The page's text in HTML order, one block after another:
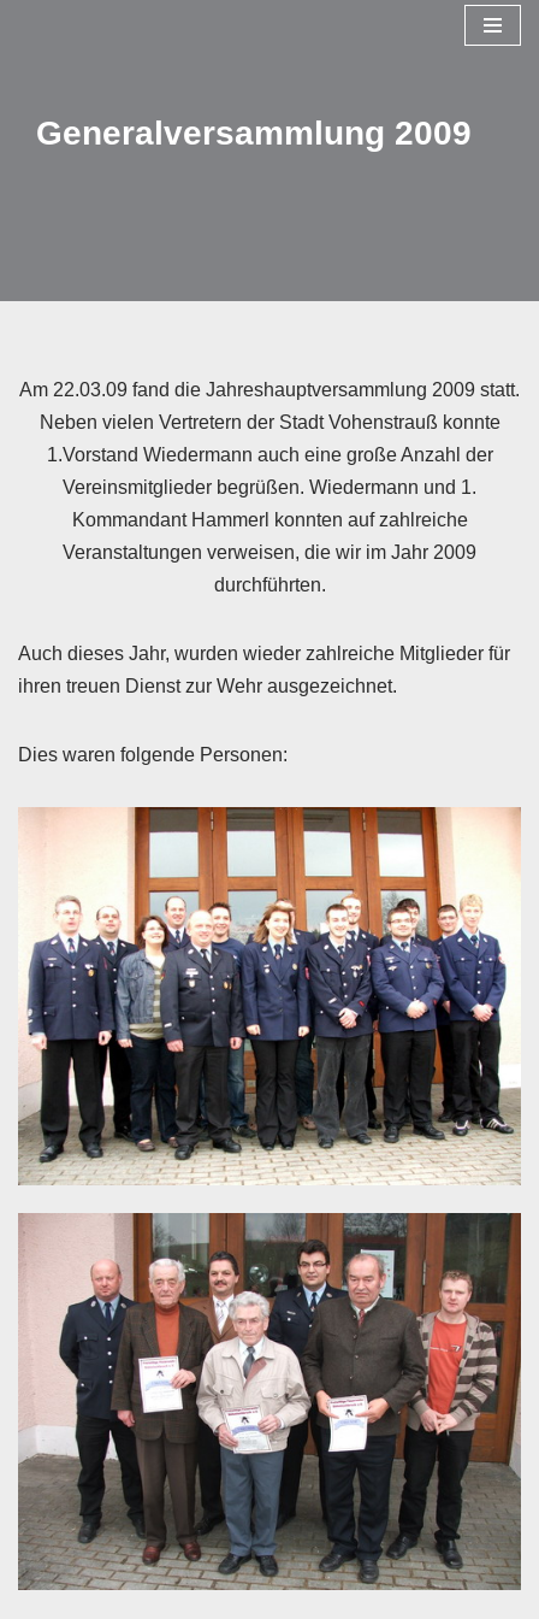
springen
Generalversammlung 2009
Am 22.03.09 fand die Jahreshauptversammlung 2009 statt.
Neben vielen Vertretern der Stadt Vohenstrauß konnte
1.Vorstand Wiedermann auch eine große Anzahl der
Vereinsmitglieder begrüßen. Wiedermann und 1.
Kommandant Hammerl konnten auf zahlreiche
Veranstaltungen verweisen, die wir im Jahr 2009
durchführten.
Auch dieses Jahr, wurden wieder zahlreiche Mitglieder für
ihren treuen Dienst zur Wehr ausgezeichnet.
Dies waren folgende Personen: